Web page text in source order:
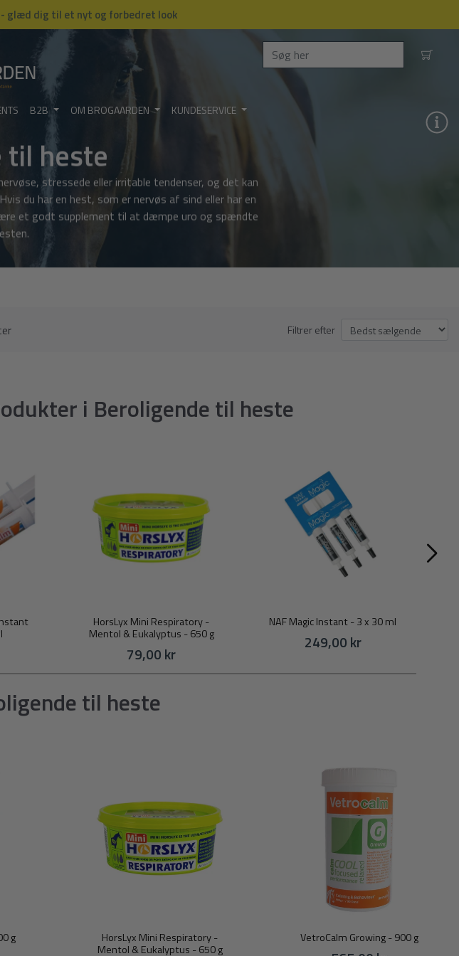
- glæd dig til et nyt og forbedret look
B2B OM BROGAARDEN KUNDESERVICE
til heste
stressede eller irritable tendenser, og det kan
du har en hest, som er nervøs af sind eller har en
et godt supplement til at dæmpe uro og spændte
Filtrer efter
i Beroligende til heste
HorsLyx Mini Respiratory -
Mentol & Eukalyptus - 650 g
79,00 kr
NAF Magic Instant - 3 x 30 ml
249,00 kr
til heste
g HorsLyx Mini Respiratory -
Mentol & Eukalyptus - 650 g
VetroCalm Growing - 900 g